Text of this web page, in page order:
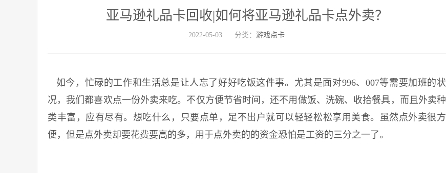
亚马逊礼品卡回收|如何将亚马逊礼品卡点外卖？
2022-05-03 分类： 游戏点卡
如今，忙碌的工作和生活总是让人忘了好好吃饭这件事。尤其是面对996、007等需要加班的状
况，我们都喜欢点一份外卖来吃。不仅方便节省时间，还不用做饭、洗碗、收拾餐具，而且外卖种
类丰富，应有尽有。想吃什么，只要点单，足不出户就可以轻轻松松享用美食。虽然点外卖很方
便，但是点外卖却要花费要高的多，用于点外卖的的资金恐怕是工资的三分之一了。